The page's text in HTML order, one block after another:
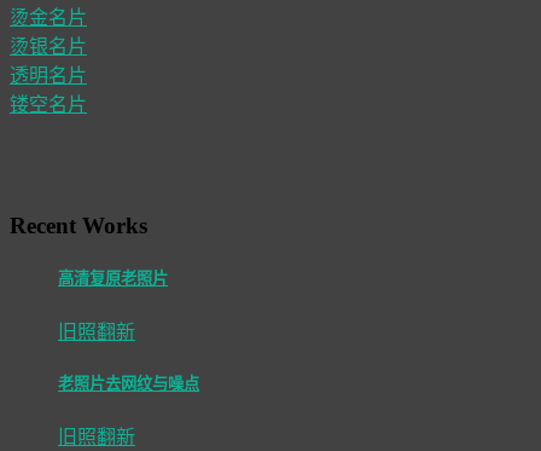
烫金名片
烫银名片
透明名片
镂空名片
Recent Works
高清复原老照片
旧照翻新
老照片去网纹与噪点
旧照翻新